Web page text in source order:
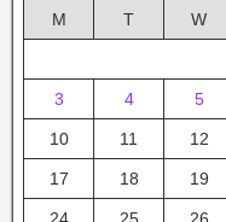
M T W
3 4 5
10 11 12
17 18 19